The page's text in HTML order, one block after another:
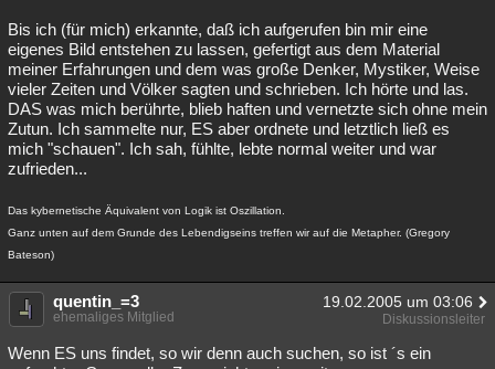
Bis ich (für mich) erkannte, daß ich aufgerufen bin mir eine
eigenes Bild entstehen zu lassen, gefertigt aus dem Material
meiner Erfahrungen und dem was große Denker, Mystiker, Weise
vieler Zeiten und Völker sagten und schrieben. Ich hörte und las.
DAS was mich berührte, blieb haften und vernetzte sich ohne mein
Zutun. Ich sammelte nur, ES aber ordnete und letztlich ließ es
mich "schauen". Ich sah, fühlte, lebte normal weiter und war
zufrieden...
Das kybernetische Äquivalent von Logik ist Oszillation.
Ganz unten auf dem Grunde des Lebendigseins treffen wir auf die Metapher. (Gregory
Bateson)
quentin_=3 19.02.2005 um 03:06
ehemaliges Mitglied Diskussionsleiter
Wenn ES uns findet, so wir denn auch suchen, so ist ´s ein